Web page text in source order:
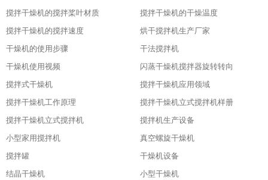
搅拌干燥机的搅拌桨叶材质
搅拌干燥机的干燥温度
搅拌干燥机的搅拌速度
烘干搅拌机生产厂家
干燥机的使用步骤
干法搅拌机
干燥机使用视频
闪蒸干燥机搅拌器旋转转向
搅拌式干燥机
搅拌干燥机应用领域
搅拌干燥机工作原理
搅拌干燥机立式搅拌机样册
搅拌干燥机立式搅拌机
搅拌机生产设备
小型家用搅拌机
真空螺旋干燥机
搅拌罐
干燥机设备
结晶干燥机
小型干燥机